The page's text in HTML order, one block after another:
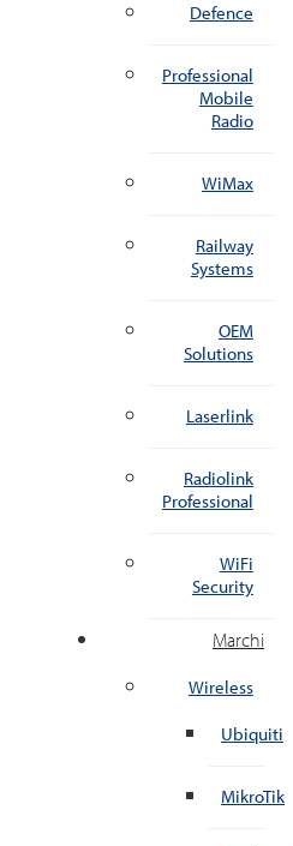
Defence
Professional
Mobile
Radio
WiMax
Railway
Systems
OEM
Solutions
Laserlink
Radiolink
Professional
WiFi
Security
Marchi
Wireless
Ubiquiti
MikroTik